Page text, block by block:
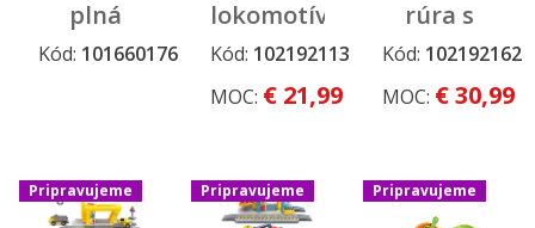
plná
hračiek
Pripravujeme
Kód: 101660176
lokomotíva
s parou
Pripravujeme
Kód: 102192113
MOC: € 21,99
rúra s
časovačom
Pripravujeme
Kód: 102192162
MOC: € 30,99
Pripravujeme Pripravujeme Pripravujeme